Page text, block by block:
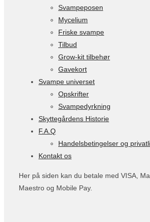
Svampeposen
Mycelium
Friske svampe
Tilbud
Grow-kit tilbehør
Gavekort
Svampe universet
Opskrifter
Svampedyrkning
Skyttegårdens Historie
F.A.Q
Handelsbetingelser og
Kontakt os
Her på siden kan du betale med VISA,
Maestro og Mobile Pay.